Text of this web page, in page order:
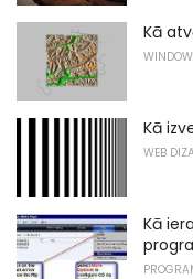
Kā
Kā
WEB
Kā